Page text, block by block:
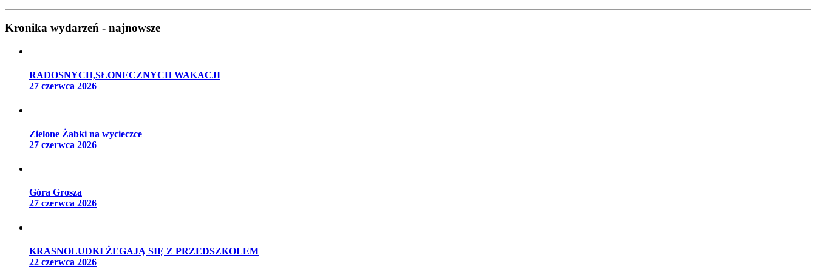
Kronika wydarzeń - najnowsze
RADOSNYCH,SŁONECZNYCH WAKACJI
27 czerwca 2026
Zielone Żabki na wycieczce
27 czerwca 2026
Góra Grosza
27 czerwca 2026
KRASNOLUDKI ŻEGAJĄ SIĘ Z PRZEDSZKOLEM
22 czerwca 2026